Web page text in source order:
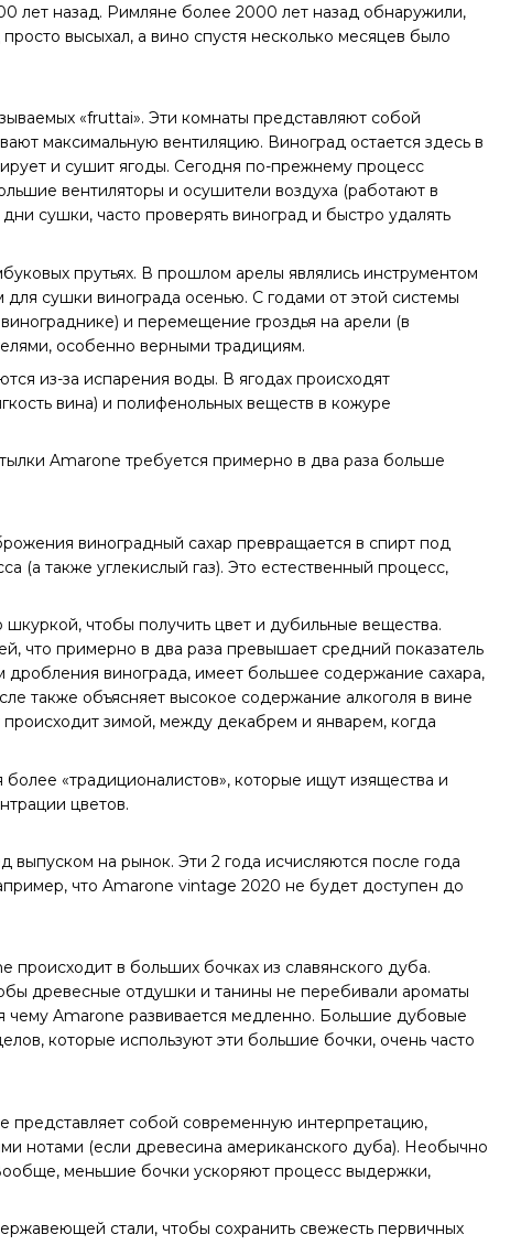
лет назад. Римляне более 2000 лет назад обнаружили,
высыхал, а вино спустя несколько месяцев было
«fruttai». Эти комнаты представляют собой
максимальную вентиляцию. Виноград остается здесь в
и сушит ягоды. Сегодня по-прежнему процесс
вентиляторы и осушители воздуха (работают в
сушки, часто проверять виноград и быстро удалять
прутьях. В прошлом арелы являлись инструментом
сушки винограда осенью. С годами от этой системы
и перемещение гроздья на арели (в
особенно верными традициям.
из-за испарения воды. В ягодах происходят
вина) и полифенольных веществ в кожуре
Amarone требуется примерно в два раза больше
виноградный сахар превращается в спирт под
(а также углекислый газ). Это естественный процесс,
чтобы получить цвет и дубильные вещества.
что примерно в два раза превышает средний показатель
дробления винограда, имеет большее содержание сахара,
также объясняет высокое содержание алкоголя в вине
зимой, между декабрем и январем, когда
«традиционалистов», которые ищут изящества и
цветов.
на рынок. Эти 2 года исчисляются после года
что Amarone vintage 2020 не будет доступен до
в больших бочках из славянского дуба.
древесные отдушки и танины не перебивали ароматы
Amarone развивается медленно. Большие дубовые
которые используют эти большие бочки, очень часто
представляет собой современную интерпретацию,
нотами (если древесина американского дуба). Необычно
меньшие бочки ускоряют процесс выдержки,
стали, чтобы сохранить свежесть первичных